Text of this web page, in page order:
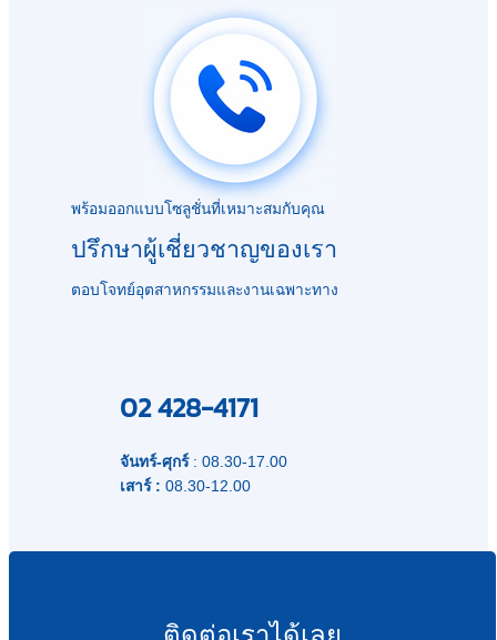
พร้อมออกแบบโซลูชั่นที่เหมาะสมกับคุณ
ปรึกษาผู้เชี่ยวชาญของเรา
ตอบโจทย์อุตสาหกรรมและงานเฉพาะทาง
02 428-4171
จันทร์-ศุกร์: 08.30-17.00
เสาร์ : 08.30-12.00